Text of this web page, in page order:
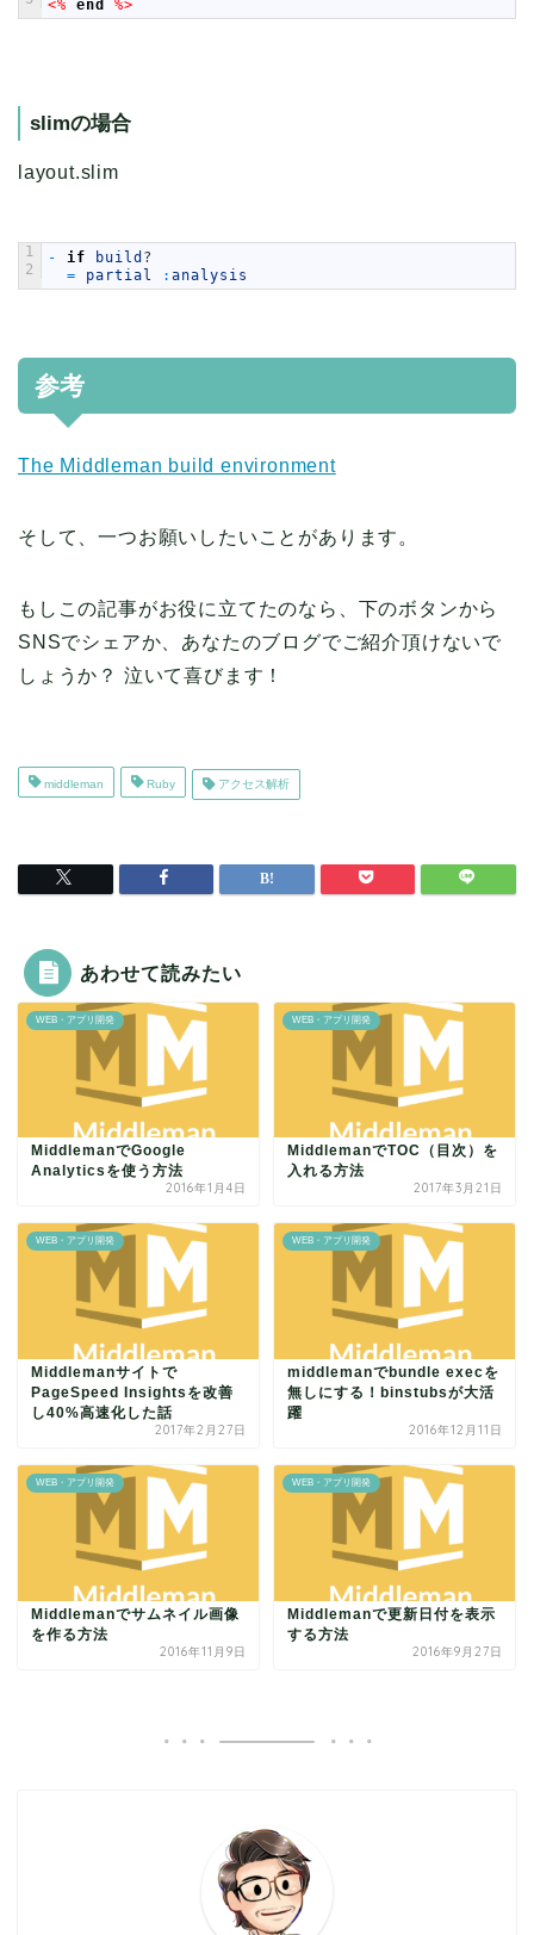
<% end %>
slimの場合
layout.slim
1
2
- if build ?
=
partial : analysis
参考
The Middleman build environment
そして、一つお願いしたいことがあります。
もしこの記事がお役に立てたのなら、下のボタンから
SNSでシェアか、あなたのブログでご紹介頂けないで
しょうか？ 泣いて喜びます！
middleman Ruby アクセス解析
あわせて読みたい
WEB・アプリ開発
MiddlemanでGoogle
Analyticsを使う方法
2016年1月4日
WEB・アプリ開発
MiddlemanでTOC（目次）を
入れる方法
2017年3月21日
WEB・アプリ開発
Middlemanサイトで
PageSpeed Insightsを改善
し40%高速化した話
2017年2月27日
WEB・アプリ開発
middlemanでbundle execを
無しにする！binstubsが大活
躍
2016年12月11日
WEB・アプリ開発
Middlemanでサムネイル画像
を作る方法
2016年11月9日
WEB・アプリ開発
Middlemanで更新日付を表示
する方法
2016年9月27日